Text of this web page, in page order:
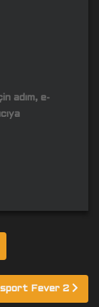
adım, e-
Fever 2